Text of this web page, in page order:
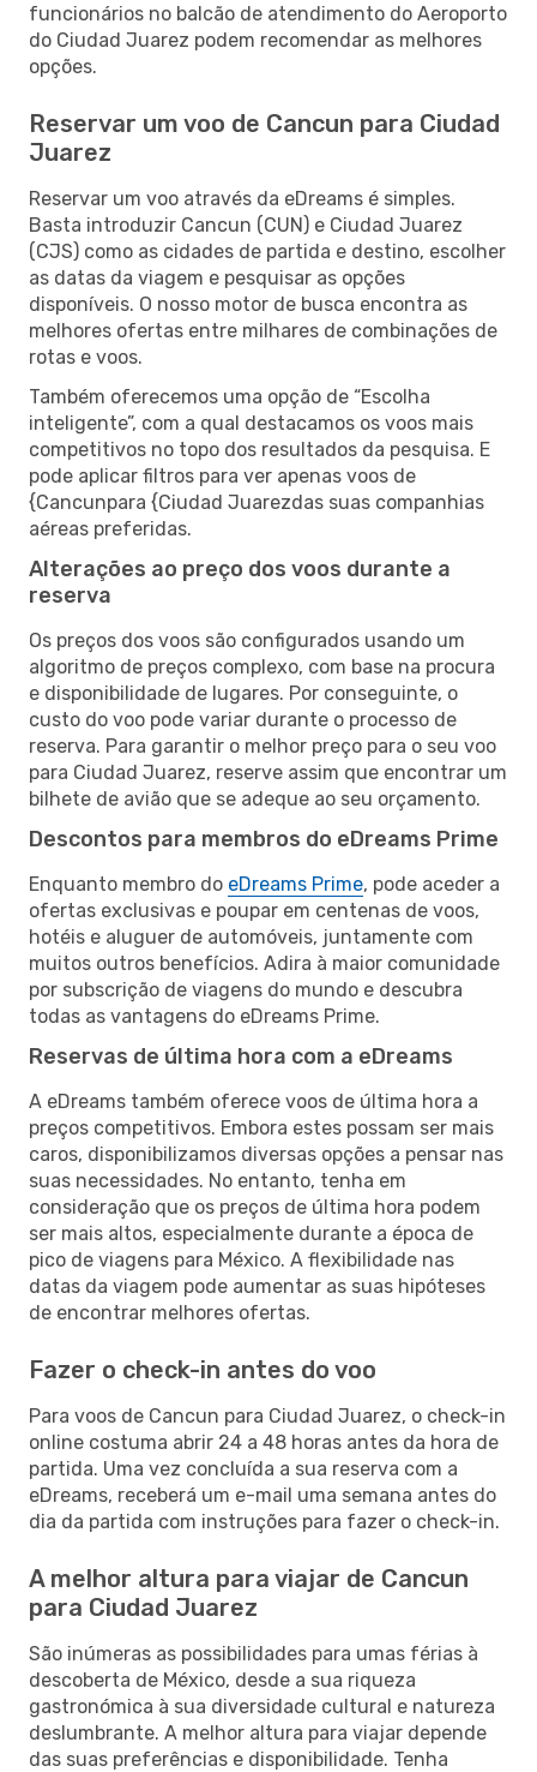
funcionários no balcão de atendimento do Aeroporto
do Ciudad Juarez podem recomendar as melhores
opções.
Reservar um voo de Cancun para Ciudad
Juarez
Reservar um voo através da eDreams é simples.
Basta introduzir Cancun (CUN) e Ciudad Juarez
(CJS) como as cidades de partida e destino, escolher
as datas da viagem e pesquisar as opções
disponíveis. O nosso motor de busca encontra as
melhores ofertas entre milhares de combinações de
rotas e voos.
Também oferecemos uma opção de “Escolha
inteligente”, com a qual destacamos os voos mais
competitivos no topo dos resultados da pesquisa. E
pode aplicar filtros para ver apenas voos de
{Cancunpara {Ciudad Juarezdas suas companhias
aéreas preferidas.
Alterações ao preço dos voos durante a
reserva
Os preços dos voos são configurados usando um
algoritmo de preços complexo, com base na procura
e disponibilidade de lugares. Por conseguinte, o
custo do voo pode variar durante o processo de
reserva. Para garantir o melhor preço para o seu voo
para Ciudad Juarez, reserve assim que encontrar um
bilhete de avião que se adeque ao seu orçamento.
Descontos para membros do eDreams Prime
Enquanto membro do eDreams Prime, pode aceder a
ofertas exclusivas e poupar em centenas de voos,
hotéis e aluguer de automóveis, juntamente com
muitos outros benefícios. Adira à maior comunidade
por subscrição de viagens do mundo e descubra
todas as vantagens do eDreams Prime.
Reservas de última hora com a eDreams
A eDreams também oferece voos de última hora a
preços competitivos. Embora estes possam ser mais
caros, disponibilizamos diversas opções a pensar nas
suas necessidades. No entanto, tenha em
consideração que os preços de última hora podem
ser mais altos, especialmente durante a época de
pico de viagens para México. A flexibilidade nas
datas da viagem pode aumentar as suas hipóteses
de encontrar melhores ofertas.
Fazer o check-in antes do voo
Para voos de Cancun para Ciudad Juarez, o check-in
online costuma abrir 24 a 48 horas antes da hora de
partida. Uma vez concluída a sua reserva com a
eDreams, receberá um e-mail uma semana antes do
dia da partida com instruções para fazer o check-in.
A melhor altura para viajar de Cancun
para Ciudad Juarez
São inúmeras as possibilidades para umas férias à
descoberta de México, desde a sua riqueza
gastronómica à sua diversidade cultural e natureza
deslumbrante. A melhor altura para viajar depende
das suas preferências e disponibilidade. Tenha